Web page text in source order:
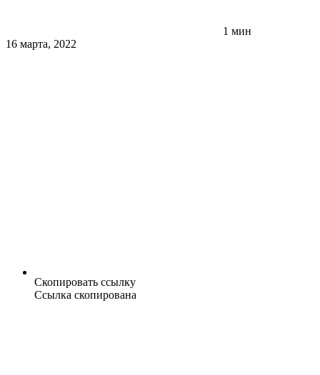
1 мин
16 марта, 2022
Скопировать ссылку
Ссылка скопирована